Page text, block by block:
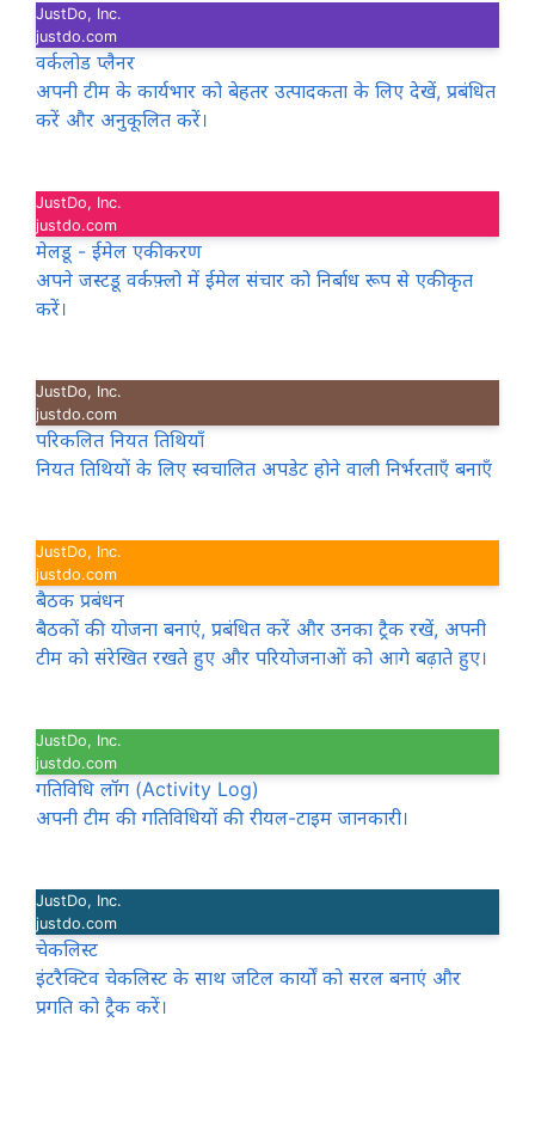
JustDo, Inc.
justdo.com
वर्कलोड प्लैनर
अपनी टीम के कार्यभार को बेहतर उत्पादकता के लिए देखें, प्रबंधित
करें और अनुकूलित करें।
JustDo, Inc.
justdo.com
मेलडू - ईमेल एकीकरण
अपने जस्टडू वर्कफ़्लो में ईमेल संचार को निर्बाध रूप से एकीकृत
करें।
JustDo, Inc.
justdo.com
परिकलित नियत तिथियाँ
नियत तिथियों के लिए स्वचालित अपडेट होने वाली निर्भरताएँ बनाएँ
JustDo, Inc.
justdo.com
बैठक प्रबंधन
बैठकों की योजना बनाएं, प्रबंधित करें और उनका ट्रैक रखें, अपनी
टीम को संरेखित रखते हुए और परियोजनाओं को आगे बढ़ाते हुए।
JustDo, Inc.
justdo.com
गतिविधि लॉग (Activity Log)
अपनी टीम की गतिविधियों की रीयल-टाइम जानकारी।
JustDo, Inc.
justdo.com
चेकलिस्ट
इंटरैक्टिव चेकलिस्ट के साथ जटिल कार्यों को सरल बनाएं और
प्रगति को ट्रैक करें।